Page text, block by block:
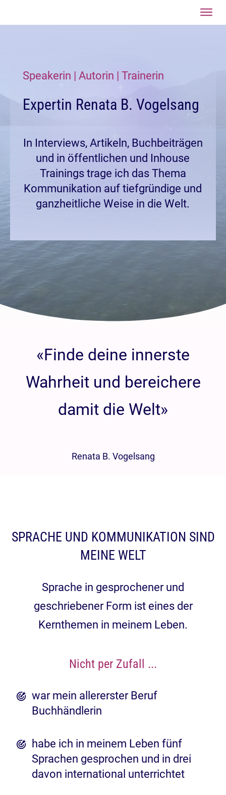
Jetzt
Gratis
Speakerin | Autorin | Trainerin
Expertin Renata B. Vogelsang
In Interviews, Artikeln, Buchbeiträgen
und in öffentlichen und Inhouse
Trainings trage ich das Thema
Kommunikation auf tiefgründige und
ganzheitliche Weise in die Welt.
«Finde deine innerste
Wahrheit und bereichere
damit die Welt»
Renata B. Vogelsang
SPRACHE UND KOMMUNIKATION SIND
MEINE WELT
Sprache in gesprochener und
geschriebener Form ist eines der
Kernthemen in meinem Leben.
Nicht per Zufall ...
war mein allererster Beruf
Buchhändlerin
habe ich in meinem Leben fünf
Sprachen gesprochen und in drei
davon international unterrichtet